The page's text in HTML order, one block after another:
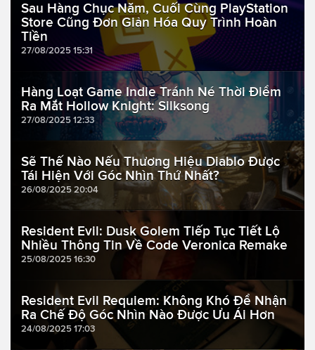
Sau Hàng Chục Năm, Cuối Cùng PlayStation
Store Cũng Đơn Giản Hóa Quy Trình Hoàn
Tiền
27/08/2025 15:31
Hàng Loạt Game Indie Tránh Né Thời Điểm
Ra Mắt Hollow Knight: Silksong
27/08/2025 12:33
Sẽ Thế Nào Nếu Thương Hiệu Diablo Được
Tái Hiện Với Góc Nhìn Thứ Nhất?
26/08/2025 20:04
Resident Evil: Dusk Golem Tiếp Tục Tiết Lộ
Nhiều Thông Tin Về Code Veronica Remake
25/08/2025 16:30
Resident Evil Requiem: Không Khó Để Nhận
Ra Chế Độ Góc Nhìn Nào Được Ưu Ái Hơn
24/08/2025 17:03